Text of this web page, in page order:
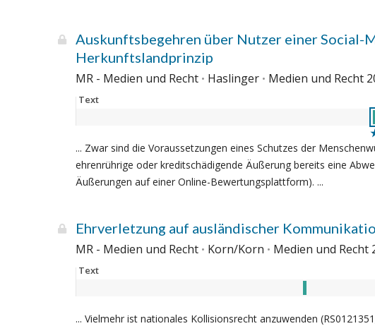
Auskunftsbegehren über Nutzer einer
Herkunftslandprinzip
MR - Medien und Recht Haslinger Medien und Recht
Text
... Zwar sind die Voraussetzungen eines Schutzes der
ehrenrührige oder kreditschädigende Äußerung bereits eine
Äußerungen auf einer Online-Bewertungsplattform). ...
Ehrverletzung auf ausländischer
MR - Medien und Recht Korn/Korn Medien und Recht
Text
... Vielmehr ist nationales Kollisionsrecht anzuwenden